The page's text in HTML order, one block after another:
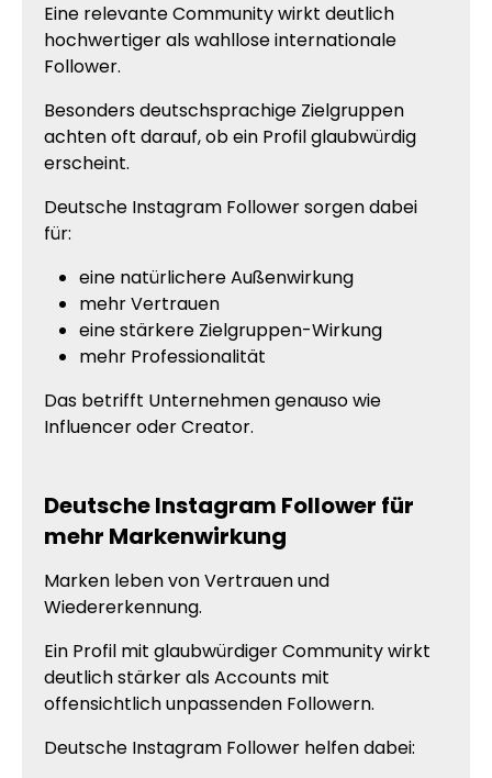
Eine relevante Community wirkt deutlich
hochwertiger als wahllose internationale
Follower.
Besonders deutschsprachige Zielgruppen
achten oft darauf, ob ein Profil glaubwürdig
erscheint.
Deutsche Instagram Follower sorgen dabei
für:
eine natürlichere Außenwirkung
mehr Vertrauen
eine stärkere Zielgruppen-Wirkung
mehr Professionalität
Das betrifft Unternehmen genauso wie
Influencer oder Creator.
Deutsche Instagram Follower für
mehr Markenwirkung
Marken leben von Vertrauen und
Wiedererkennung.
Ein Profil mit glaubwürdiger Community wirkt
deutlich stärker als Accounts mit
offensichtlich unpassenden Followern.
Deutsche Instagram Follower helfen dabei: